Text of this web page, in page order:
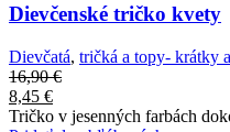
Dievčenské tričko kvety
Dievčatá, tričká a topy- krátky
16,90€
8,45 €
Tričko v jesenných farbách